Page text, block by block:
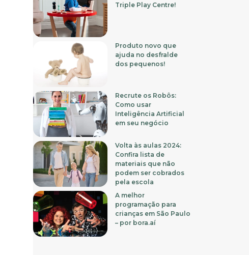
Triple Play Centre!
Produto novo que
ajuda no desfralde
dos pequenos!
Recrute os Robôs:
Como usar
Inteligência Artificial
em seu negócio
Volta às aulas 2024:
Confira lista de
materiais que não
podem ser cobrados
pela escola
A melhor
programação para
crianças em São Paulo
– por bora.aí